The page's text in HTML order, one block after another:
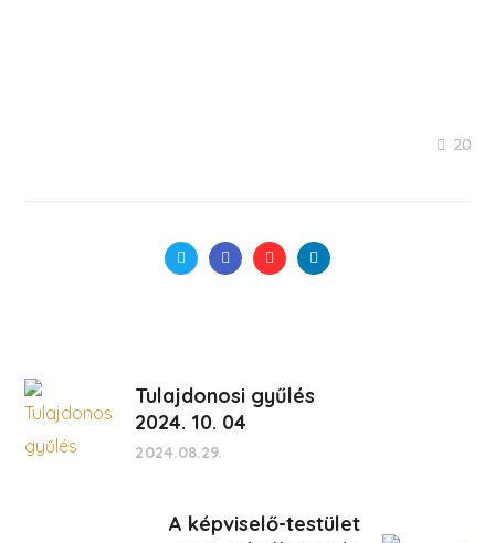
20
Tulajdonosi gyűlés
2024. 10. 04
2024.08.29.
A képviselő-testület